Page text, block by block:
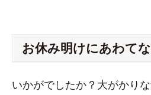
お休み明けにあわて
いかがでしたか？大がかり